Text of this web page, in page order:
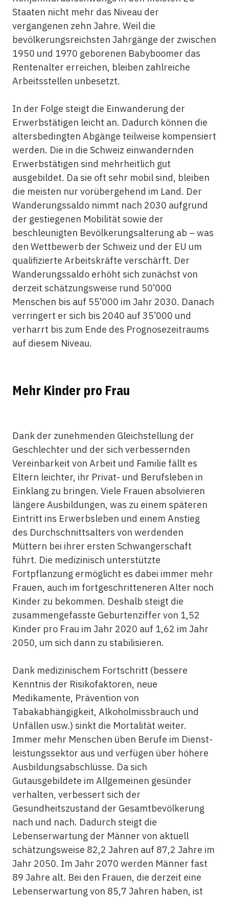
Staaten nicht mehr das Niveau der
vergangenen zehn Jahre. Weil die
bevölkerungsreichsten Jahrgänge der zwischen
1950 und 1970 geborenen Babyboomer das
Rentenalter erreichen, bleiben zahlreiche
Arbeitsstellen unbesetzt.
In der Folge steigt die Einwanderung der
Erwerbstätigen leicht an. Dadurch können die
altersbedingten Abgänge teilweise kompensiert
werden. Die in die Schweiz einwandernden
Erwerbstätigen sind mehrheitlich gut
ausgebildet. Da sie oft sehr mobil sind, bleiben
die meisten nur vorübergehend im Land. Der
Wanderungssaldo nimmt nach 2030 aufgrund
der gestiegenen Mobilität sowie der
beschleunigten Bevölkerungsalterung ab – was
den Wettbewerb der Schweiz und der EU um
qualifizierte Arbeitskräfte verschärft. Der
Wanderungssaldo erhöht sich zunächst von
derzeit schätzungsweise rund 50’000
Menschen bis auf 55’000 im Jahr 2030. Danach
verringert er sich bis 2040 auf 35’000 und
verharrt bis zum Ende des Prognosezeitraums
auf diesem Niveau.
Mehr Kinder pro Frau
Dank der zunehmenden Gleichstellung der
Geschlechter und der sich verbessernden
Vereinbarkeit von Arbeit und Familie fällt es
Eltern leichter, ihr Privat- und Berufsleben in
Einklang zu bringen. Viele Frauen absolvieren
längere Ausbildungen, was zu einem späteren
Eintritt ins Erwerbsleben und einem Anstieg
des Durch­schnittsalters von werdenden
Müttern bei ihrer ersten Schwangerschaft
führt. Die medizinisch unterstützte
Fortpflanzung ermöglicht es dabei immer mehr
Frauen, auch im fortgeschritteneren Alter noch
Kinder zu bekommen. Deshalb steigt die
zusammengefasste Geburtenziffer von 1,52
Kinder pro Frau im Jahr 2020 auf 1,62 im Jahr
2050, um sich dann zu stabilisieren.
Dank medizinischem Fortschritt (bessere
Kenntnis der Risikofaktoren, neue
Medikamente, Prävention von
Tabakabhängigkeit, Alkoholmissbrauch und
Unfällen usw.) sinkt die Mortalität weiter.
Immer mehr Menschen üben Berufe im Dienst­
leistungssektor aus und verfügen über höhere
Ausbildungsabschlüsse. Da sich
Gutausgebildete im Allgemeinen gesünder
verhalten, verbessert sich der
Gesundheitszustand der Gesamtbevölkerung
nach und nach. Dadurch steigt die
Lebenserwartung der Männer von aktuell
schätzungsweise 82,2 Jahren auf 87,2 Jahre im
Jahr 2050. Im Jahr 2070 werden Männer fast
89 Jahre alt. Bei den Frauen, die derzeit eine
Lebenserwartung von 85,7 Jahren haben, ist